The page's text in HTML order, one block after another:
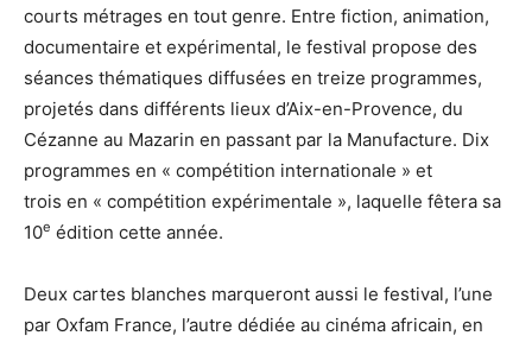
courts métrages en tout genre. Entre fiction, animation,
documentaire et expérimental, le festival propose des
séances thématiques diffusées en treize programmes,
projetés dans différents lieux d’Aix-en-Provence, du
Cézanne au Mazarin en passant par la Manufacture. Dix
programmes en « compétition internationale » et
trois en « compétition expérimentale », laquelle fêtera sa
10e édition cette année.
Deux cartes blanches marqueront aussi le festival, l’une
par Oxfam France, l’autre dédiée au cinéma africain, en